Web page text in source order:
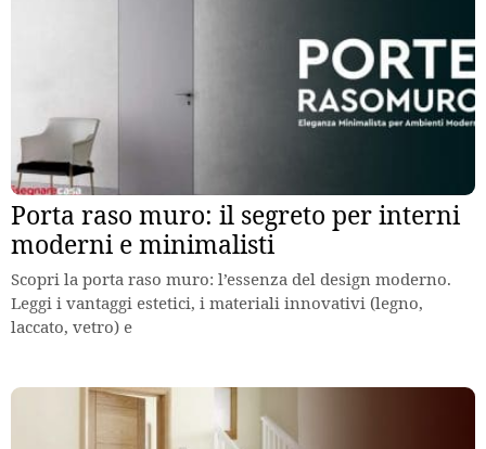
Porta raso muro: il segreto per interni
moderni e minimalisti
Scopri la porta raso muro: l’essenza del design moderno.
Leggi i vantaggi estetici, i materiali innovativi (legno,
laccato, vetro) e